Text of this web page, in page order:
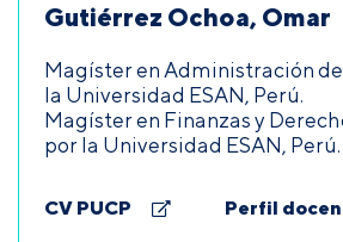
Gutiérrez Ochoa, Omar
Magíster en Administración
la Universidad ESAN, Perú.
Magíster en Finanzas y
por la Universidad ESAN, Perú.
CV PUCP Perfil